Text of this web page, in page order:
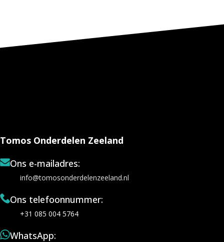
Tomos Onderdelen Zeeland
Ons e-mailadres:
info@tomosonderdelenzeeland.nl
Ons telefoonnummer:
+31 085 004 5764
WhatsApp: